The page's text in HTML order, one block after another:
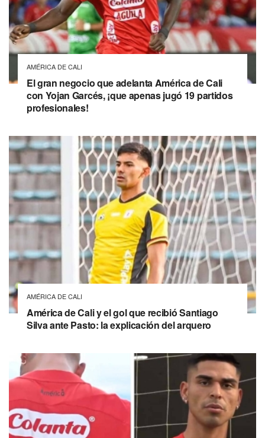
AMÉRICA DE CALI
El gran negocio que adelanta América de Cali
con Yojan Garcés, ¡que apenas jugó 19 partidos
profesionales!
AMÉRICA DE CALI
América de Cali y el gol que recibió Santiago
Silva ante Pasto: la explicación del arquero